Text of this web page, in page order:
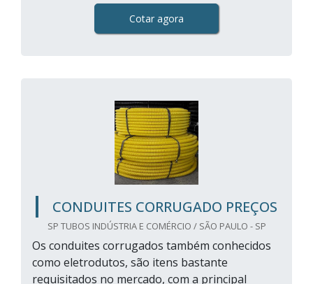
Cotar agora
CONDUITES CORRUGADO PREÇOS
SP TUBOS INDÚSTRIA E COMÉRCIO / SÃO PAULO - SP
Os conduites corrugados também conhecidos
como eletrodutos, são itens bastante
requisitados no mercado, com a principal